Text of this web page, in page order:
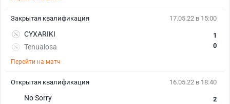
17.05.22 в 15:00
CYXARIKI
Tenualosa
1
0
Перейти на матч
Закрытая квалификация
16.05.22 в 18:40
No Sorry
2
Открытая квалификация